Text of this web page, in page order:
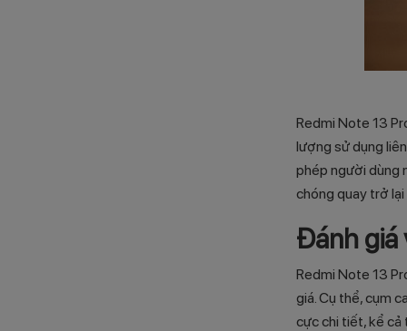
Redmi Note 13
lượng sử dụng
phép người dùng
chóng quay trở
Đánh giá
Redmi Note 13
giá. Cụ thể, cụm
cực chi tiết, kể cả